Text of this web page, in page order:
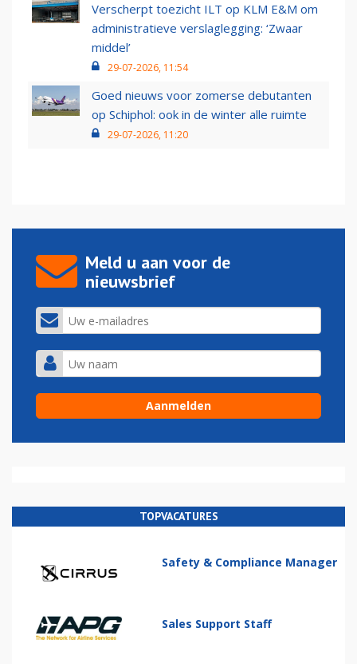
Verscherpt toezicht ILT op KLM E&M om
administratieve verslaglegging: ‘Zwaar
middel’
29-07-2026, 11:54
Goed nieuws voor zomerse debutanten
op Schiphol: ook in de winter alle ruimte
29-07-2026, 11:20
Meld u aan voor de
nieuwsbrief
TOPVACATURES
Safety & Compliance Manager
Sales Support Staff